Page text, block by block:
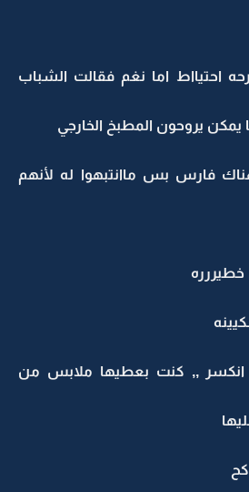
احتيااط اما نغم فقالت الشباب
يمكن يروحون المطبخ الخارجي
فارس بس ماانتبهوا له لأنهم
خطيررره
انكسر ,, كنت بعطيها ملابس من